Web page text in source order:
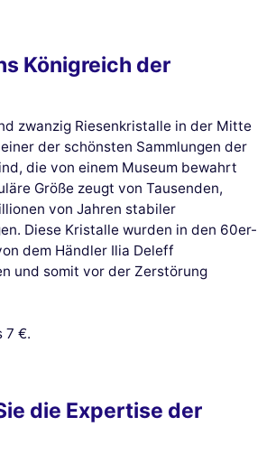
Königreich der
zwanzig Riesenkristalle in der Mitte
der schönsten Sammlungen der
die von einem Museum bewahrt
Größe zeugt von Tausenden,
von Jahren stabiler
Diese Kristalle wurden in den 60er-
dem Händler Ilia Deleff
und somit vor der Zerstörung
7 €.
die Expertise der